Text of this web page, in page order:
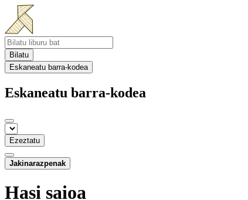
Bilatu
Eskaneatu barra-kodea
Eskaneatu barra-kodea
Ezeztatu
Jakinarazpenak
Hasi saioa